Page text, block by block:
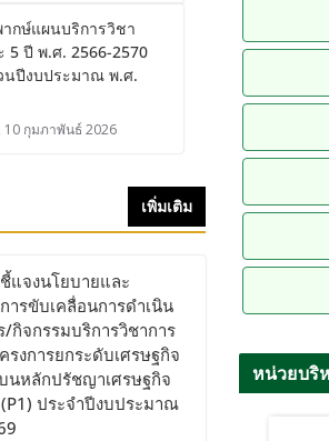
กษ์แผนบริการวิชา
5 ปี พ.ศ. 2566-2570
ปีงบประมาณ พ.ศ.
10 กุมภาพันธ์ 2026
เพิ่มเติม
แจงนโยบายและ
ารขับเคลื่อนการดำเนิน
/กิจกรรมบริการวิชาการ
รงการยกระดับเศรษฐกิจ
นหลักปรัชญาเศรษฐกิจ
ประจำปีงบประมาณ
หน่วยบริ